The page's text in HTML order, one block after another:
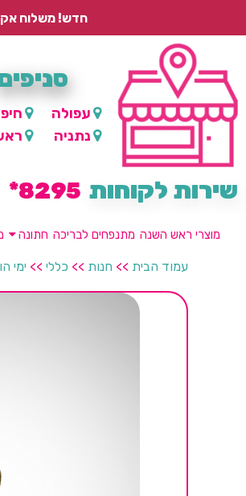
חדש! משלוח אקספרס בהתאם לרשימת
עפולה
נתניה
שירות לקוחות 8295*
מוצרי ראש השנה מתנפחים לבריכה חתונה
עמוד הבית >> חנות >> כללי >> ימי